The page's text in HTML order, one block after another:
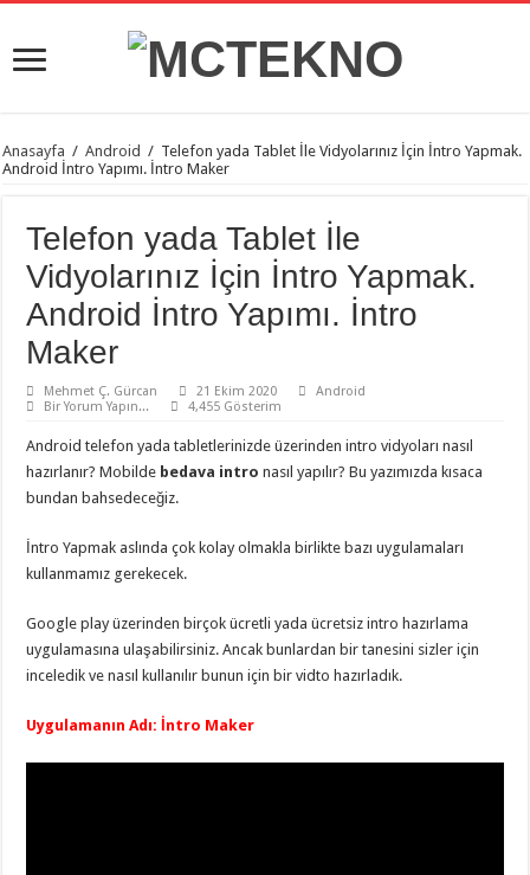
Anasayfa / Android / Telefon yada Tablet İle Vidyolarınız İçin İntro Yapmak.
Android İntro Yapımı. İntro Maker
Telefon yada Tablet İle
Vidyolarınız İçin İntro Yapmak.
Android İntro Yapımı. İntro
Maker
Mehmet Ç. Gürcan 21 Ekim 2020
Android
Bir Yorum Yapın...
4,455 Gösterim
Android telefon yada tabletlerinizde üzerinden intro vidyoları nasıl
hazırlanır? Mobilde bedava intro nasıl yapılır? Bu yazımızda kısaca
bundan bahsedeceğiz.
İntro Yapmak aslında çok kolay olmakla birlikte bazı uygulamaları
kullanmamız gerekecek.
Google play üzerinden birçok ücretli yada ücretsiz intro hazırlama
uygulamasına ulaşabilirsiniz. Ancak bunlardan bir tanesini sizler için
inceledik ve nasıl kullanılır bunun için bir vidto hazırladık.
Uygulamanın Adı: İntro Maker